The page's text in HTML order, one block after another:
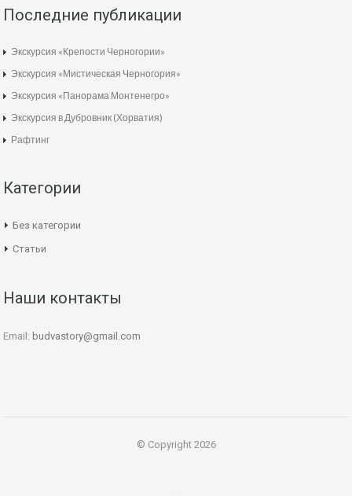
Последние публикации
Экскурсия «Крепости Черногории»
Экскурсия «Мистическая Черногория»
Экскурсия «Панорама Монтенегро»
Экскурсия в Дубровник (Хорватия)
Рафтинг
Категории
Без категории
Статьи
Наши контакты
Email: budvastory@gmail.com
© Copyright 2026